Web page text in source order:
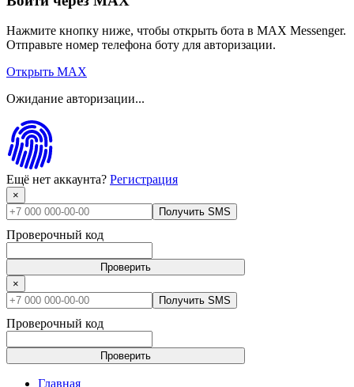
Нажмите кнопку ниже, чтобы открыть бота в MAX Messenger.
Отправьте номер телефона боту для авторизации.
Открыть MAX
Ожидание авторизации...
Ещё нет аккаунта? Регистрация
×
Получить SMS
Проверочный код
Проверить
×
Получить SMS
Проверочный код
Проверить
Главная